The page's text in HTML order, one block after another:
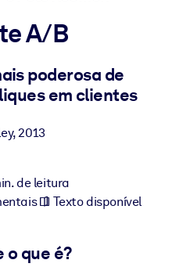
e conciso para seu LMS/LXP para
para uso.
resultados.
A/B
poderosa de
em clientes
,2013
de leitura
Texto disponível
o que é?